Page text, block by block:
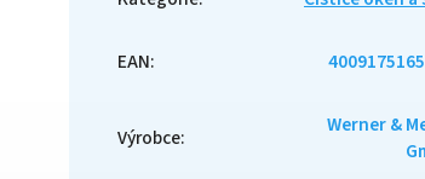
EAN:
Výrobce:
Werner &